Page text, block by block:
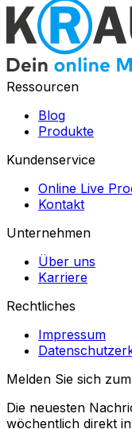
Ressourcen
Blog
Produkte
Kundenservice
Online Live
Kontakt
Unternehmen
Über uns
Karriere
Rechtliches
Impressum
Melden Sie sich
Die neuesten
wöchentlich direkt